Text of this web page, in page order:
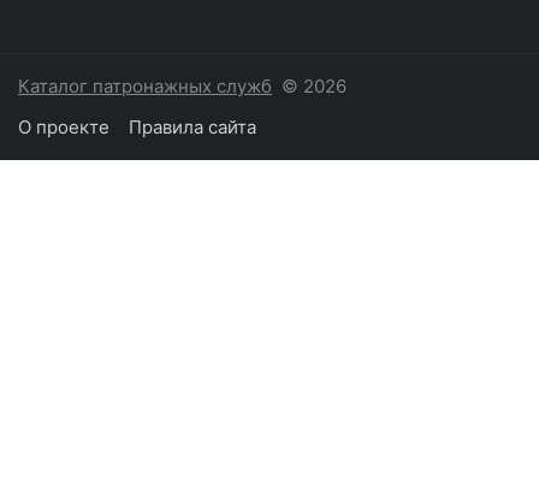
Каталог патронажных служб © 2026
О проекте
Правила сайта